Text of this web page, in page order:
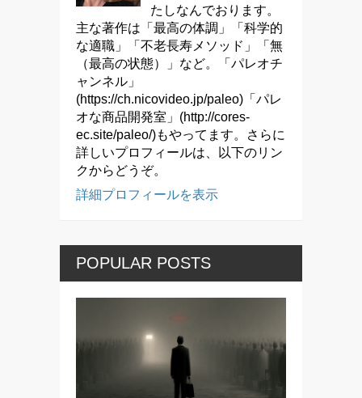
たしなんでおります。
主な著作は「最高の体調」「科学的
な適職」「不老長寿メソッド」「無
（最高の状態）」など。「パレオチ
ャンネル」
(https://ch.nicovideo.jp/paleo)「パレ
オな商品開発室」(http://cores-
ec.site/paleo/)もやってます。さらに
詳しいプロフィールは、以下のリン
クからどうぞ。
詳細プロフィールを表示
POPULAR POSTS